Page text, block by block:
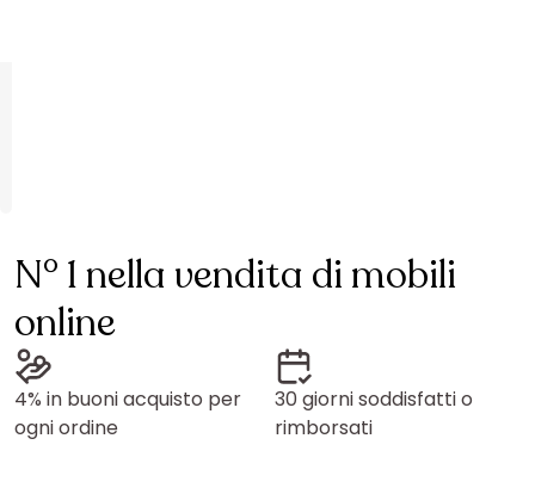
N° 1 nella vendita di mobili
online
4% in buoni acquisto per
ogni ordine
30 giorni soddisfatti o
rimborsati